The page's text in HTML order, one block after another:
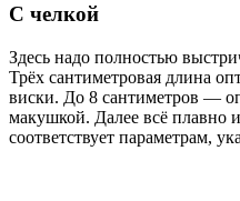
С челкой
Здесь надо полностью
Трёх сантиметровая длина
виски. До 8 сантиметров —
макушкой. Далее всё плавно
соответствует параметрам,